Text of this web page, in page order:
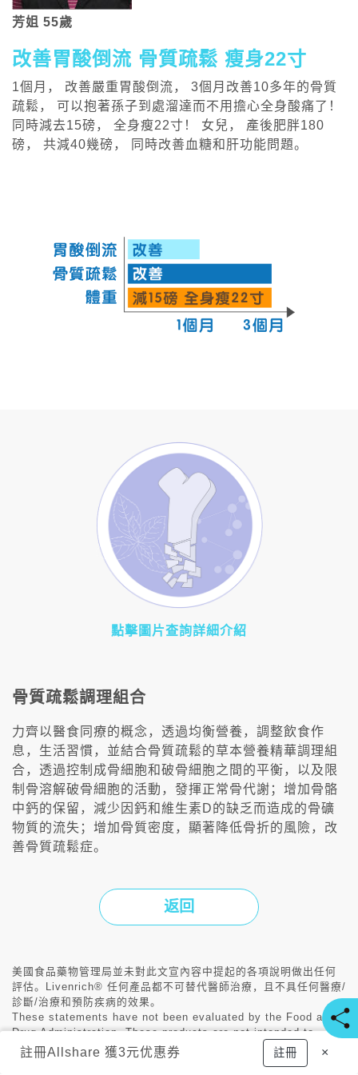
芳姐 55歲
改善胃酸倒流 骨質疏鬆 瘦身22寸
1個月， 改善嚴重胃酸倒流， 3個月改善10多年的骨質
疏鬆， 可以抱著孫子到處溜達而不用擔心全身酸痛了！
同時減去15磅， 全身瘦22寸！ 女兒， 產後肥胖180
磅， 共減40幾磅， 同時改善血糖和肝功能問題。
點擊圖片查詢詳細介紹
骨質疏鬆調理組合
力齊以醫食同療的概念，透過均衡營養，調整飲食作
息，生活習慣，並結合骨質疏鬆的草本營養精華調理組
合，透過控制成骨細胞和破骨細胞之間的平衡，以及限
制骨溶解破骨細胞的活動，發揮正常骨代謝；增加骨骼
中鈣的保留，減少因鈣和維生素D的缺乏而造成的骨礦
物質的流失；增加骨質密度，顯著降低骨折的風險，改
善骨質疏鬆症。
返回
美國食品藥物管理局並未對此文宣內容中提起的各項說明做出任何
評估。Livenrich® 任何產品都不可替代醫師治療，且不具任何醫療/
診斷/治療和預防疾病的效果。
These statements have not been evaluated by the Food and
Drug Administration. These products are not intended to
diagnose, treat, cure, or prevent any disease.
註冊Allshare 獲3元优惠券 註冊 ×